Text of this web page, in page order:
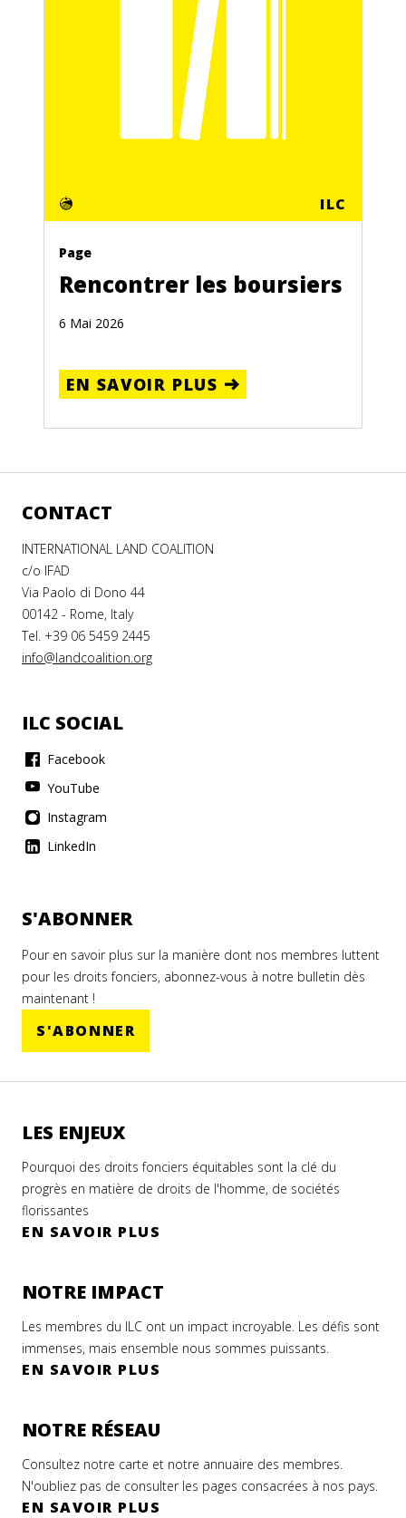
ILC
Page
Rencontrer les boursiers
6 Mai 2026
EN SAVOIR PLUS
CONTACT
INTERNATIONAL LAND COALITION
c/o IFAD
Via Paolo di Dono 44
00142 - Rome, Italy
Tel. +39 06 5459 2445
info@landcoalition.org
ILC SOCIAL
Facebook
YouTube
Instagram
LinkedIn
S'ABONNER
Pour en savoir plus sur la manière dont nos membres luttent
pour les droits fonciers, abonnez-vous à notre bulletin dès
maintenant !
S'ABONNER
LES ENJEUX
Pourquoi des droits fonciers équitables sont la clé du
progrès en matière de droits de l'homme, de sociétés
florissantes
EN SAVOIR PLUS
NOTRE IMPACT
Les membres du ILC ont un impact incroyable. Les défis sont
immenses, mais ensemble nous sommes puissants.
EN SAVOIR PLUS
NOTRE RÉSEAU
Consultez notre carte et notre annuaire des membres.
N'oubliez pas de consulter les pages consacrées à nos pays.
EN SAVOIR PLUS